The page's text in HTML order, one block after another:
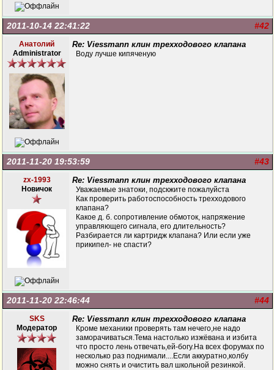
#42
2011-10-14 22:41:22
Анатолий
Administrator
Re: Viessmann клин трехходового клапана
Воду лучше кипяченую
#43
2011-11-20 19:53:59
zx-1993
Новичок
Re: Viessmann клин трехходового клапана
Уважаемые знатоки, подскжите пожалуйста
Как проверить работоспособность трехходового
клапана?
Какое д. б. сопротивление обмоток, напряжение
управляющего сигнала, его длительность?
Разбирается ли картридж клапана? Или если уже
прикипел- не спасти?
#44
2011-11-20 22:46:44
SKS
Модератор
Re: Viessmann клин трехходового клапана
Кроме механики проверять там нечего,не надо
заморачиваться.Тема настолько изжёвана и избита
что просто лень отвечать,ей-богу.На всех форумах по
несколько раз поднимали....Если аккуратно,колбу
можно снять и очистить вал школьной резинкой.